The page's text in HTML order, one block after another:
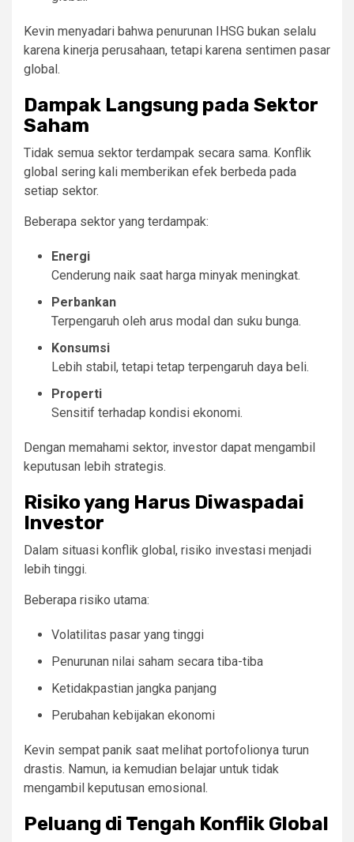
Kevin menyadari bahwa penurunan IHSG bukan selalu
karena kinerja perusahaan, tetapi karena sentimen pasar
global.
Dampak Langsung pada Sektor
Saham
Tidak semua sektor terdampak secara sama. Konflik
global sering kali memberikan efek berbeda pada
setiap sektor.
Beberapa sektor yang terdampak:
Energi
Cenderung naik saat harga minyak meningkat.
Perbankan
Terpengaruh oleh arus modal dan suku bunga.
Konsumsi
Lebih stabil, tetapi tetap terpengaruh daya beli.
Properti
Sensitif terhadap kondisi ekonomi.
Dengan memahami sektor, investor dapat mengambil
keputusan lebih strategis.
Risiko yang Harus Diwaspadai
Investor
Dalam situasi konflik global, risiko investasi menjadi
lebih tinggi.
Beberapa risiko utama:
Volatilitas pasar yang tinggi
Penurunan nilai saham secara tiba-tiba
Ketidakpastian jangka panjang
Perubahan kebijakan ekonomi
Kevin sempat panik saat melihat portofolionya turun
drastis. Namun, ia kemudian belajar untuk tidak
mengambil keputusan emosional.
Peluang di Tengah Konflik Global